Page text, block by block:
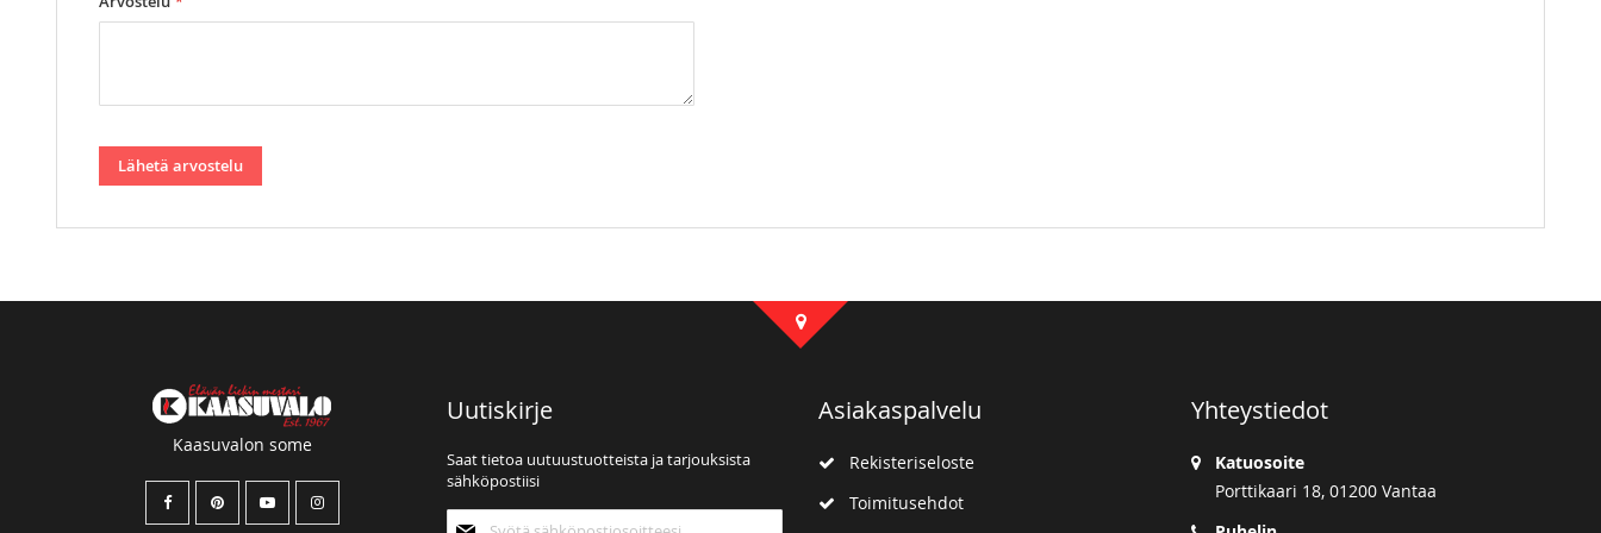
Lähetä arvostelu
Kaasuvalon some
Uutiskirje
Saat tietoa uutuustuotteista ja tarjouksista
sähköpostiisi
Asiakaspalvelu
Rekisteriseloste
Toimitusehdot
Yhteystiedot
Katuosoite
Porttikaari 18, 01200 Vantaa